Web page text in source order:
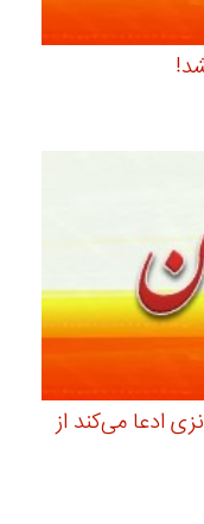
ادعا می‌کند از